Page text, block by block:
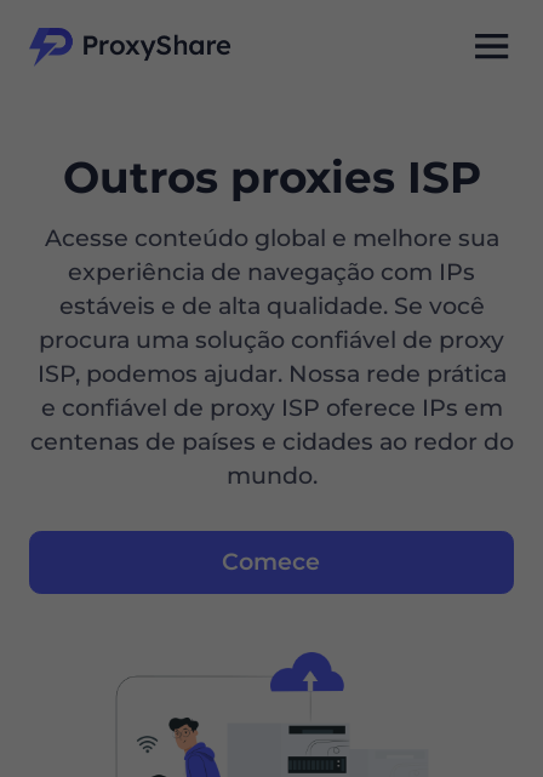
Outros proxies ISP
Acesse conteúdo global e melhore sua
experiência de navegação com IPs
estáveis e de alta qualidade. Se você
procura uma solução confiável de proxy
ISP, podemos ajudar. Nossa rede prática
e confiável de proxy ISP oferece IPs em
centenas de países e cidades ao redor do
mundo.
Comece